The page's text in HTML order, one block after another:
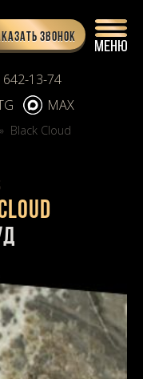
звонок
13-74
MAX
» Black Cloud